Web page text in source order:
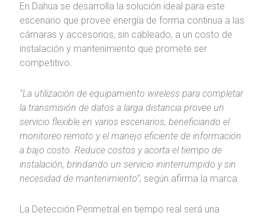
En Dahua se desarrolla la solución ideal para este
escenario que provee energía de forma continua a las
cámaras y accesorios, sin cableado, a un costo de
instalación y mantenimiento que promete ser
competitivo.
“La utilización de equipamiento wireless para completar
la transmisión de datos a larga distancia provee un
servicio flexible en varios escenarios, beneficiando el
monitoreo remoto y el manejo eficiente de información
a bajo costo. Reduce costos y acorta el tiempo de
instalación, brindando un servicio ininterrumpido y sin
necesidad de mantenimiento”, según afirma la marca.
La Detección Perimetral en tiempo real será una